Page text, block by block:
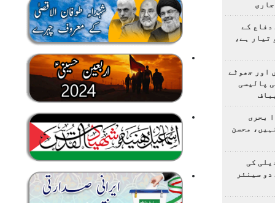
دفاع کے
تیار ہے،
اور جھوٹے
پالیسی
بحری
محسن
کی
سینئر